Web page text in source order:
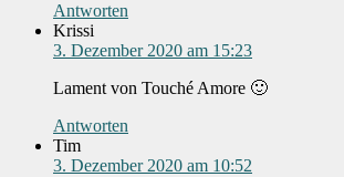
Antworten
Krissi
3. Dezember 2020 am 15:23
Lament von Touché Amore 🙂
Antworten
Tim
3. Dezember 2020 am 10:52